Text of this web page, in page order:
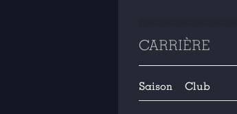
CARRIÈRE
Saison Club